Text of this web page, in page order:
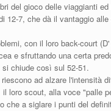
del gioco delle viaggianti
12-7, che dà il vantaggio
con il loro back-court
e sfruttando una certa
chiude così sul 52-51.
ad alzare l'intensità
loro scout, alla voce "palle
che a siglare i punti del